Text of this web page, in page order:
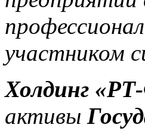
участником
Холдинг
активы